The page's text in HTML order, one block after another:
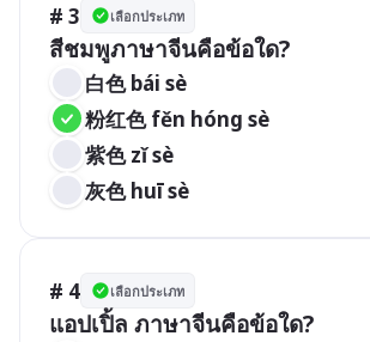
# 3 เลือกประเภท
สีชมพูภาษาจีนคือข้อใด?
白色 bái sè
粉红色 fěn hóng sè
紫色 zǐ sè
灰色 huī sè
# 4 เลือกประเภท
แอปเปิ้ล ภาษาจีนคือข้อใด?